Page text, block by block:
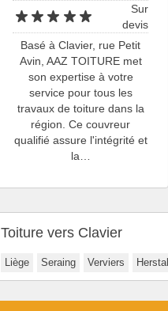
Sur
devis
Basé à Clavier, rue Petit
Avin, AAZ TOITURE met
son expertise à votre
service pour tous les
travaux de toiture dans la
région. Ce couvreur
qualifié assure l'intégrité et
la…
Toiture vers Clavier
Liège Seraing Verviers Herstal